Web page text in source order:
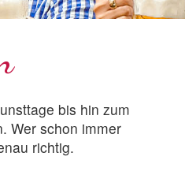
bis hin zum
Wer schon immer
richtig.